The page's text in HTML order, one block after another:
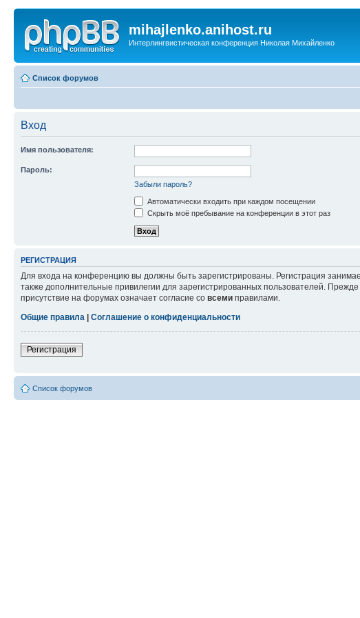
mihajlenko.anihost.ru
Интерлингвистическая конференция Николая Михайленко
Список форумов
Вход
Имя пользователя:
Пароль:
Забыли пароль?
Автоматически входить при каждом посещении
Скрыть моё пребывание на конференции в этот раз
РЕГИСТРАЦИЯ
Для входа на конференцию вы должны быть зарегистрированы. Регистрация
также дополнительные привилегии для зарегистрированных пользователей.
присутствие на форумах означает согласие со всеми правилами.
Общие правила
Соглашение о конфиденциальности
Регистрация
Список форумов